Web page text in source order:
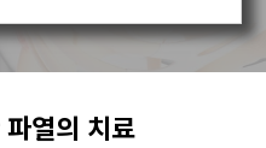
열의 치료